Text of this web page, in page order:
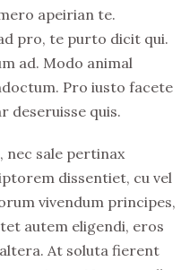
apeirian te.
pro, te purto dicit qui.
ad. Modo animal
Pro iusto facete
deseruisse quis.
nec sale pertinax
dissentiet, cu vel
vivendum principes,
autem eligendi, eros
At soluta fierent